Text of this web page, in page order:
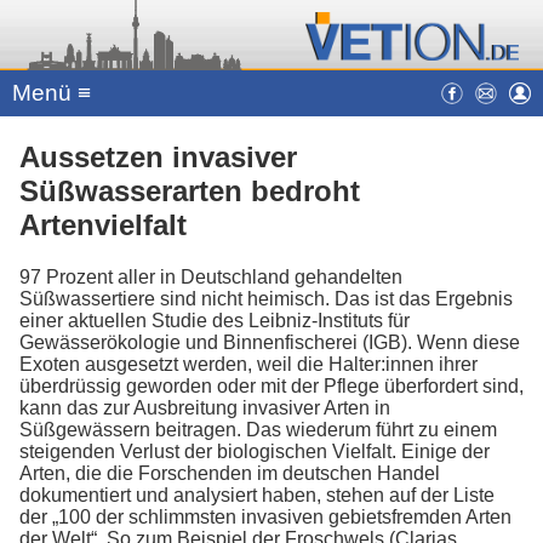
Menü ≡
Aussetzen invasiver
Süßwasserarten bedroht
Artenvielfalt
97 Prozent aller in Deutschland gehandelten
Süßwassertiere sind nicht heimisch. Das ist das Ergebnis
einer aktuellen Studie des Leibniz-Instituts für
Gewässerökologie und Binnenfischerei (IGB). Wenn diese
Exoten ausgesetzt werden, weil die Halter:innen ihrer
überdrüssig geworden oder mit der Pflege überfordert sind,
kann das zur Ausbreitung invasiver Arten in
Süßgewässern beitragen. Das wiederum führt zu einem
steigenden Verlust der biologischen Vielfalt. Einige der
Arten, die die Forschenden im deutschen Handel
dokumentiert und analysiert haben, stehen auf der Liste
der „100 der schlimmsten invasiven gebietsfremden Arten
der Welt“. So zum Beispiel der Froschwels (Clarias